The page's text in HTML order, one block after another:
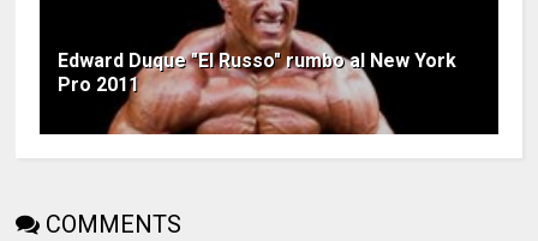
Edward Duque "El Russo" rumbo al New York
Pro 2011
COMMENTS